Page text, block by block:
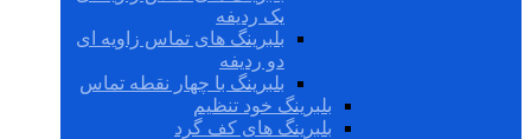
یک ردیفه
بلبرینگ های تماس زاویه ای
دو ردیفه
بلبرینگ با چهار نقطه تماس
بلبرینگ خود تنظیم
بلبرینگ های کف گرد